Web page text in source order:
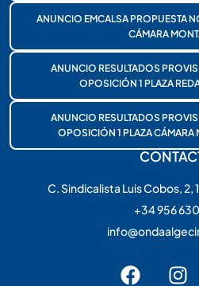
ANUNCIO EMCALSA PROPUESTA
CÁMARA
ANUNCIO RESULTADOS
OPOSICIÓN 1 PLAZA
ANUNCIO RESULTADOS
OPOSICIÓN 1 PLAZA CÁMARA
C. Sindicalista Luis Cobos, 2,
+34 956